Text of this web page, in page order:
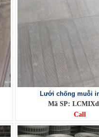
Lưới chống muỗi
Mã SP:
Call